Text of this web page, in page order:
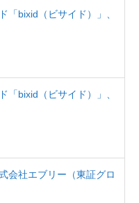
「bixid（ビサイド）」、
「bixid（ビサイド）」、
会社エブリー（東証グロ